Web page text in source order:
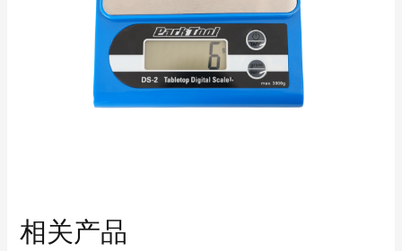
相关产品